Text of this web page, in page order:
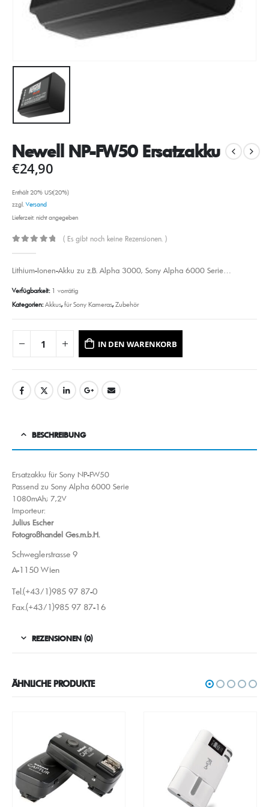
Newell NP-FW50 Ersatzakku
€24,90
Enthält 20% USt(20%)
zzgl.Versand
Lieferzeit: nicht angegeben
( Es gibt noch keine Rezensionen. )
Lithium-Ionen-Akku zu z.B. Alpha 3000, Sony Alpha 6000 Serie…
Verfügbarkeit: 1 vorrätig
Kategorien:Akkus,für Sony Kameras,Zubehör
IN DEN WARENKORB
BESCHREIBUNG
Ersatzakku für Sony NP-FW50
Passend zu Sony Alpha 6000 Serie
1080mAh; 7,2V
Importeur:
Julius Escher
Fotogroßhandel Ges.m.b.H.
Schweglerstrasse 9
A-1150 Wien
Tel.(+43/1)985 97 87-0
Fax.(+43/1)985 97 87-16
REZENSIONEN (0)
ÄHNLICHE PRODUKTE